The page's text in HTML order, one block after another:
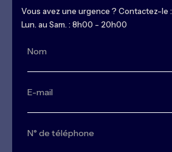
Vous avez une urgence ? Contactez-le :
Lun. au Sam. : 8h00 - 20h00